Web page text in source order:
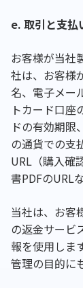
e. 取引と支払
お客様が当社
社は、お客様
名、電子メー
トカード口座
ドの有効期限
の通貨での支
URL（購入確
書PDFのURL
当社は、お客
の返金サービ
報を使用しま
管理の目的に